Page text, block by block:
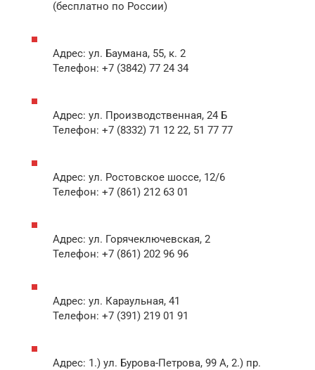
(бесплатно по России)
Адрес: ул. Баумана, 55, к. 2
Телефон: +7 (3842) 77 24 34
Адрес: ул. Производственная, 24 Б
Телефон: +7 (8332) 71 12 22, 51 77 77
Адрес: ул. Ростовское шоссе, 12/6
Телефон: +7 (861) 212 63 01
Адрес: ул. Горячеключевская, 2
Телефон: +7 (861) 202 96 96
Адрес: ул. Караульная, 41
Телефон: +7 (391) 219 01 91
Адрес: 1.) ул. Бурова-Петрова, 99 А, 2.) пр.